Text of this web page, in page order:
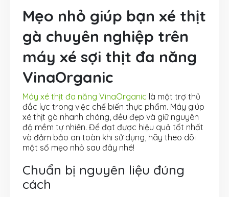
Mẹo nhỏ giúp bạn xé thịt
gà chuyên nghiệp trên
máy xé sợi thịt đa năng
VinaOrganic
Máy xé thịt đa năng VinaOrganic là một trợ thủ
đắc lực trong việc chế biến thực phẩm. Máy giúp
xé thịt gà nhanh chóng, đều đẹp và giữ nguyên
độ mềm tự nhiên. Để đạt được hiệu quả tốt nhất
và đảm bảo an toàn khi sử dụng, hãy theo dõi
một số mẹo nhỏ sau đây nhé!
Chuẩn bị nguyên liệu đúng
cách